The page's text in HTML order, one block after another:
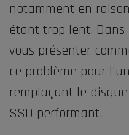
notamment en
étant trop lent.
vous présenter
ce problème pour
remplaçant le
SSD performant.